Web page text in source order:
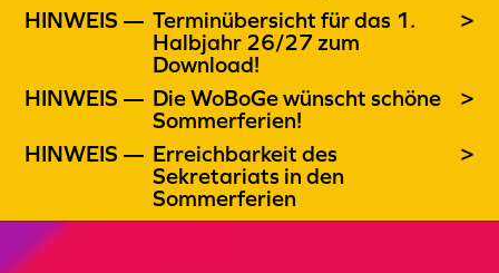
HINWEIS — Terminübersicht für das 1.
Halbjahr 26/27 zum
Download!
>
HINWEIS — Die WoBoGe wünscht schöne
Sommerferien!
>
HINWEIS — Erreichbarkeit des
Sekretariats in den
Sommerferien
>